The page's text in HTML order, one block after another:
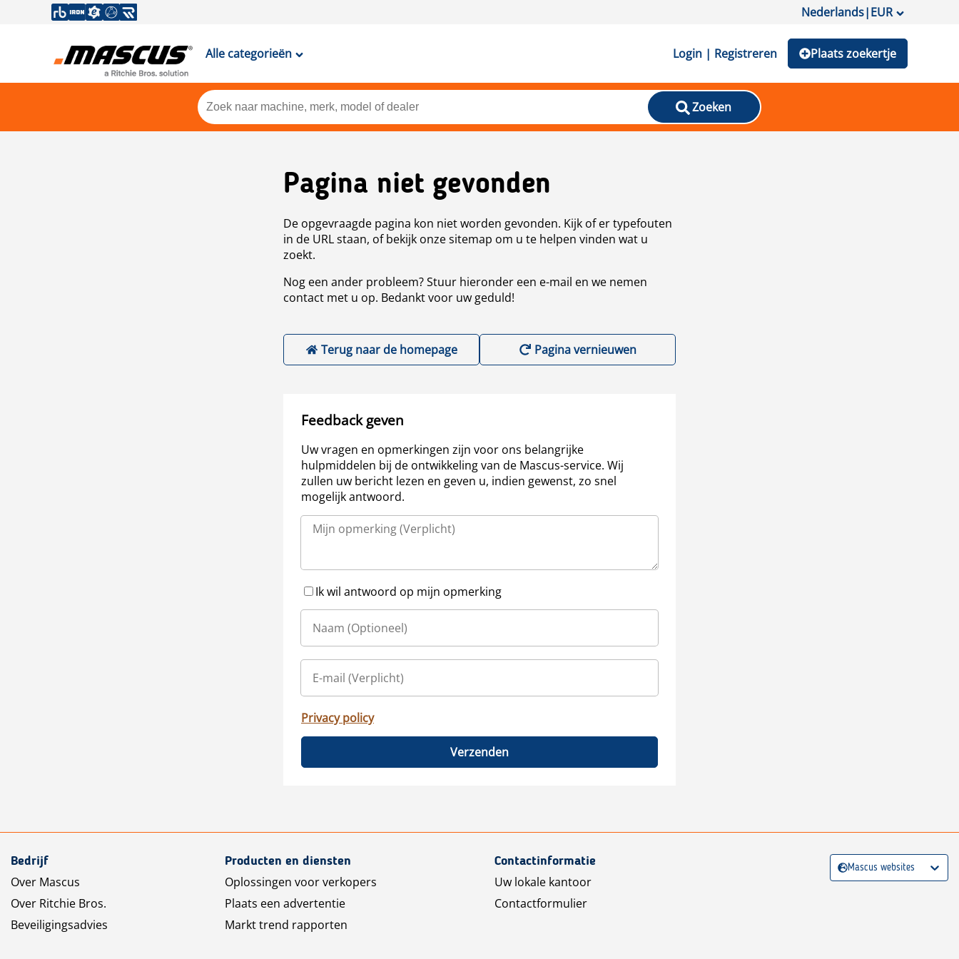
Nederlands|EUR
Alle categorieën Login | Registreren Plaats zoekertje
Zoeken
Pagina niet gevonden
De opgevraagde pagina kon niet worden gevonden. Kijk of er typefouten
in de URL staan, of bekijk onze sitemap om u te helpen vinden wat u
zoekt.
Nog een ander probleem? Stuur hieronder een e-mail en we nemen
contact met u op. Bedankt voor uw geduld!
Terug naar de homepage Pagina vernieuwen
Feedback geven
Uw vragen en opmerkingen zijn voor ons belangrijke
hulpmiddelen bij de ontwikkeling van de Mascus-service. Wij
zullen uw bericht lezen en geven u, indien gewenst, zo snel
mogelijk antwoord.
Ik wil antwoord op mijn opmerking
Privacy policy
Verzenden
Bedrijf
Over Mascus
Over Ritchie Bros.
Beveiligingsadvies
Producten en diensten
Oplossingen voor verkopers
Plaats een advertentie
Markt trend rapporten
Contactinformatie
Uw lokale kantoor
Contactformulier
Mascus websites